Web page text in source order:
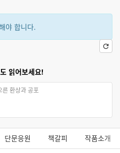
야 합니다.
읽어보세요!
른 환상과 공포
단문응원 책갈피 작품소개